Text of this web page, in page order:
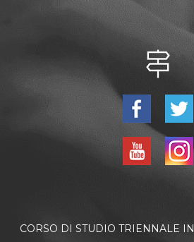
CORSO DI STUDIO TRIENNALE